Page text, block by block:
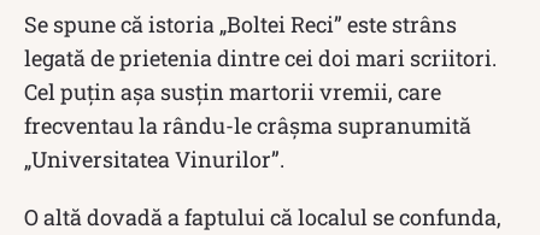
Se spune că istoria „Boltei Reci” este strâns
legată de prietenia dintre cei doi mari scriitori.
Cel puțin așa susțin martorii vremii, care
frecventau la rându-le crâşma supranumită
„Universitatea Vinurilor”.
O altă dovadă a faptului că localul se confunda,